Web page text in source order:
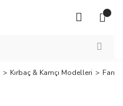
Kırbaç & Kamçı Modelleri